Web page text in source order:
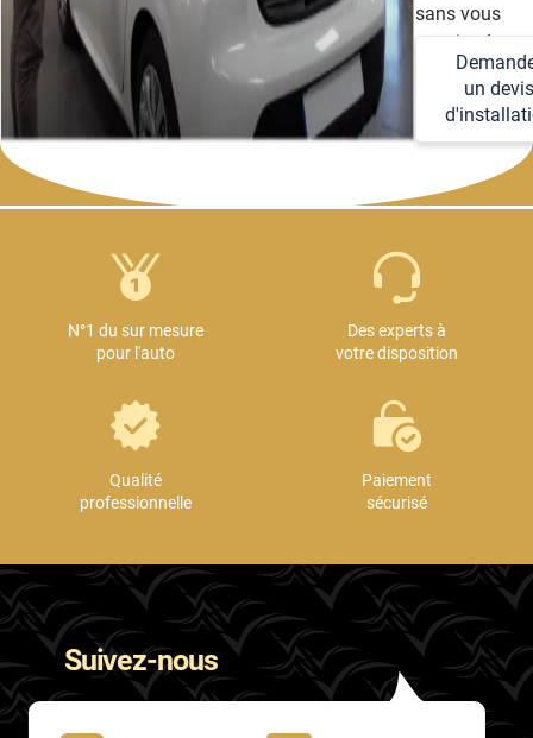
sans vous
soucier des
détails
techniques et
logistiques.
un devis
N°1 du sur mesure
pour l'auto
Des experts à
votre disposition
Qualité
professionnelle
Paiement
sécurisé
Suivez-nous